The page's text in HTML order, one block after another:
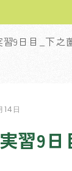
9日目_下之
14日
習9